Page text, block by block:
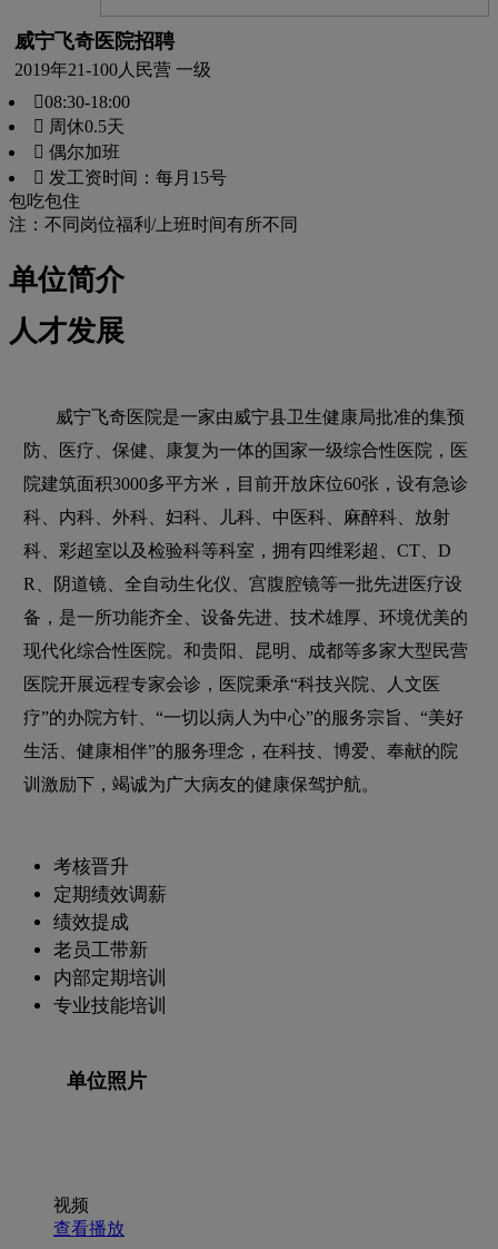
威宁飞奇医院招聘
2019年21-100人 民营 一级
08:30-18:00
 周休0.5天
 偶尔加班
 发工资时间：每月15号
包吃包住
注：不同岗位福利/上班时间有所不同
单位简介
人才发展
威宁飞奇医院是一家由威宁县卫生健康局批准的集预
防、医疗、保健、康复为一体的国家一级综合性医院，医
院建筑面积3000多平方米，目前开放床位60张，设有急诊
科、内科、外科、妇科、儿科、中医科、麻醉科、放射
科、彩超室以及检验科等科室，拥有四维彩超、CT、D
R、阴道镜、全自动生化仪、宫腹腔镜等一批先进医疗设
备，是一所功能齐全、设备先进、技术雄厚、环境优美的
现代化综合性医院。和贵阳、昆明、成都等多家大型民营
医院开展远程专家会诊，医院秉承“科技兴院、人文医
疗”的办院方针、“一切以病人为中心”的服务宗旨、“美好
生活、健康相伴”的服务理念，在科技、博爱、奉献的院
训激励下，竭诚为广大病友的健康保驾护航。
考核晋升
定期绩效调薪
绩效提成
老员工带新
内部定期培训
专业技能培训
单位照片
视频
查看播放